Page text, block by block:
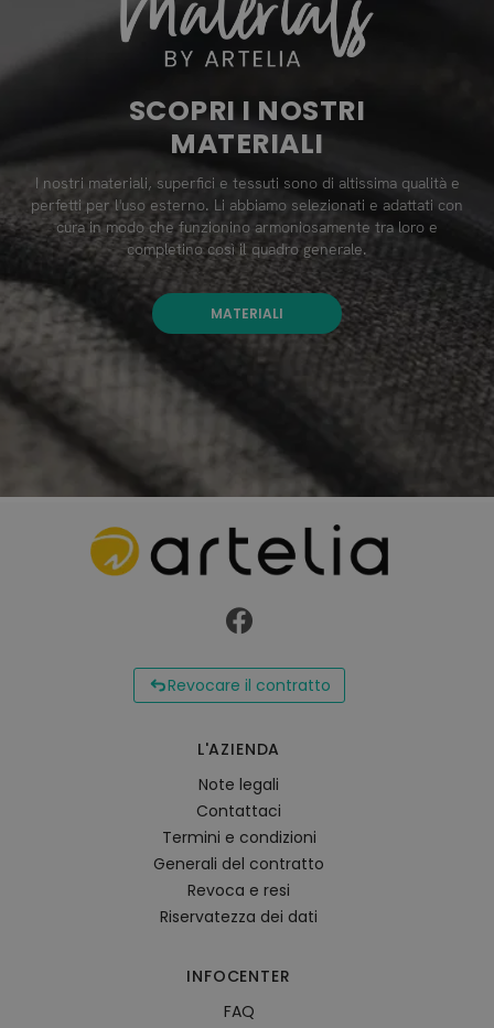
SCOPRI I NOSTRI
MATERIALI
I nostri materiali, superfici e tessuti sono di altissima qualità e
perfetti per l'uso esterno. Li abbiamo selezionati e adattati con
cura in modo che funzionino armoniosamente tra loro e
completino così il quadro generale.
MATERIALI
Revocare il contratto
L'AZIENDA
Note legali
Contattaci
Termini e condizioni
Generali del contratto
Revoca e resi
Riservatezza dei dati
INFOCENTER
FAQ